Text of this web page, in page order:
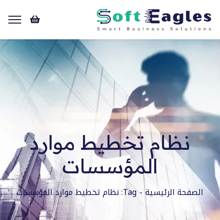
نظام تخطيط موارد
المؤسسات
الصفحة الرئيسية Tag: نظام تخطيط موارد المؤسسات